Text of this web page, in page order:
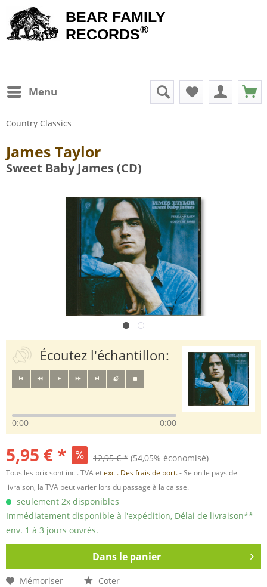
BEAR FAMILY
RECORDS®
Menu
Country Classics
James Taylor
Sweet Baby James (CD)
Écoutez l'échantillon:
0:00 0:00
5,95 € * 12,95 € * (54,05% économisé)
Tous les prix sont incl. TVA etexcl. Des frais de port.- Selon le pays de
livraison, la TVA peut varier lors du passage à la caisse.
seulement 2x disponibles
Immédiatement disponible à l'expédition, Délai de livraison**
env. 1 à 3 jours ouvrés.
Dans le panier
Mémoriser Coter